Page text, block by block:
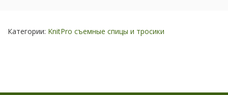
Категории: KnitPro съемные спицы и тросики